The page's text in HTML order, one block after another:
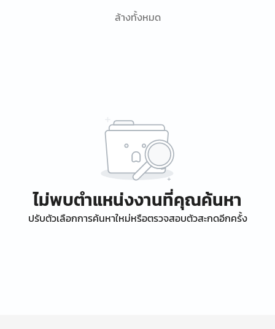
ล้างทั้งหมด
ไม่พบตำแหน่งงานที่คุณค้นหา
ปรับตัวเลือกการค้นหาใหม่หรือตรวจสอบตัวสะกดอีกครั้ง